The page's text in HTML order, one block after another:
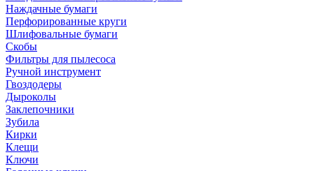
Наждачные бумаги
Перфорированные круги
Шлифовальные бумаги
Скобы
Фильтры для пылесоса
Ручной инструмент
Гвоздодеры
Дыроколы
Заклепочники
Зубила
Кирки
Клещи
Ключи